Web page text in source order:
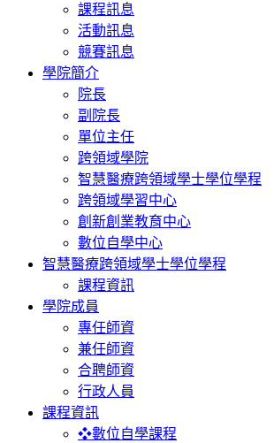
課程訊息
活動訊息
競賽訊息
學院簡介
院長
副院長
單位主任
跨領域學院
智慧醫療跨領域學士學位學程
跨領域學習中心
創新創業教育中心
數位自學中心
智慧醫療跨領域學士學位學程
課程資訊
學院成員
專任師資
兼任師資
合聘師資
行政人員
課程資訊
❖數位自學課程